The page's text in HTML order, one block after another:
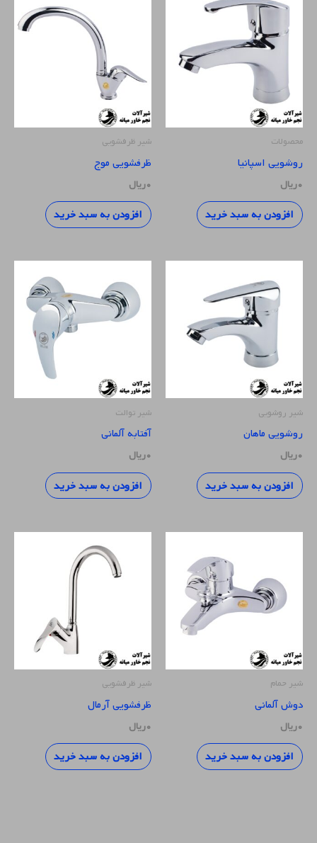
محصولات
روشویی اسپانیا
۰ریال
افزودن به سبد خرید
شیر ظرفشویی
ظرفشویی موج
۰ریال
افزودن به سبد خرید
شیر روشویی
روشویی ماهان
۰ریال
افزودن به سبد خرید
شیر توالت
آفتابه آلمانی
۰ریال
افزودن به سبد خرید
شیر حمام
دوش آلمانی
۰ریال
افزودن به سبد خرید
شیر ظرفشویی
ظرفشویی آرمال
۰ریال
افزودن به سبد خرید